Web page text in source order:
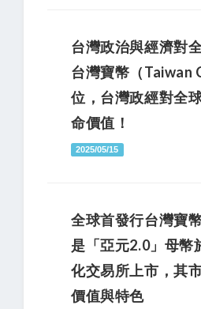
台灣政治與經濟對
台灣寶幣（Taiwan
位，台灣政經對全
命價值！
2025/05/15
全球首發行台灣寶
是「亞元2.0」母幣
化交易所上市，其
價值與特色